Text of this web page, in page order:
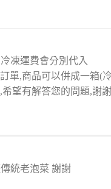
凍運費會分別代入
單,商品可以併成一箱(
望有解答您的問題,謝謝
統老泡菜 謝謝